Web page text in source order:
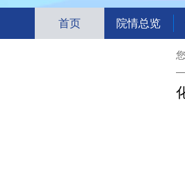
首页 院情总览